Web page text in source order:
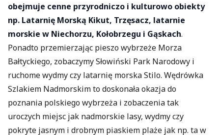
obejmuje cenne przyrodniczo i kulturowo obiekty
np. Latarnię Morską Kikut, Trzęsacz, latarnie
morskie w Niechorzu, Kołobrzegu i Gąskach.
Ponadto przemierzając pieszo wybrzeże Morza
Bałtyckiego, zobaczymy Słowiński Park Narodowy i
ruchome wydmy czy latarnię morska Stilo. Wędrówka
Szlakiem Nadmorskim to doskonała okazja do
poznania polskiego wybrzeża i zobaczenia tak
uroczych miejsc jak nadmorskie lasy, wydmy czy
pokryte jasnym i drobnym piaskiem plaże jak np. ta w